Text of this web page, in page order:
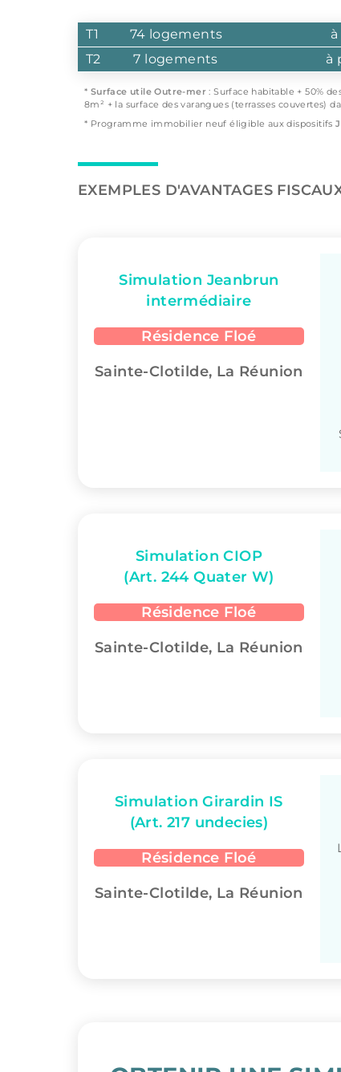
T1 74 logements
T2
7 logements à
* Surface utile Outre-mer : Surface habitable + 50%
8m² + la surface des varangues (terrasses couvertes)
* Programme immobilier neuf éligible aux dispositifs
EXEMPLES D'AVANTAGES
Simulation Jeanbrun
intermédiaire
Résidence Floé
Sainte-Clotilde, La Réunion
Simulation CIOP
(Art. 244 Quater W)
Résidence Floé
Sainte-Clotilde, La Réunion
Simulation Girardin IS
(Art. 217 undecies)
Résidence Floé
Sainte-Clotilde, La Réunion